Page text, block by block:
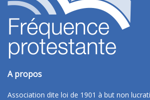
A propos
Association dite loi de 1901 à but non